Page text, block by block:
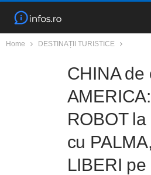
Home DESTINAȚII TURISTICE
CHINA de
ROBOT
cu
LIBERI pe